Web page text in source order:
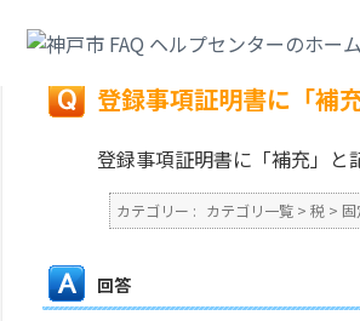
戻る
登録事項証明書に「補
登録事項証明書に「補充」と
カテゴリー : カテゴリ一覧 > 税 >
回答